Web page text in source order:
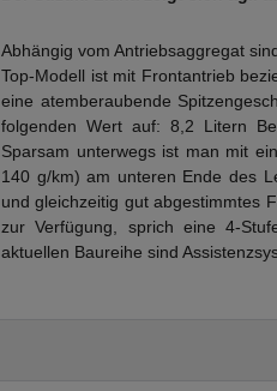
Abhängig vom Antriebsaggregat
Top-Modell ist mit Frontantrieb
eine atemberaubende
folgenden Wert auf: 8,2 Litern
Sparsam unterwegs ist man mit
140 g/km) am unteren Ende des
und gleichzeitig gut abgestimmtes
zur Verfügung, sprich eine 4-
aktuellen Baureihe sind